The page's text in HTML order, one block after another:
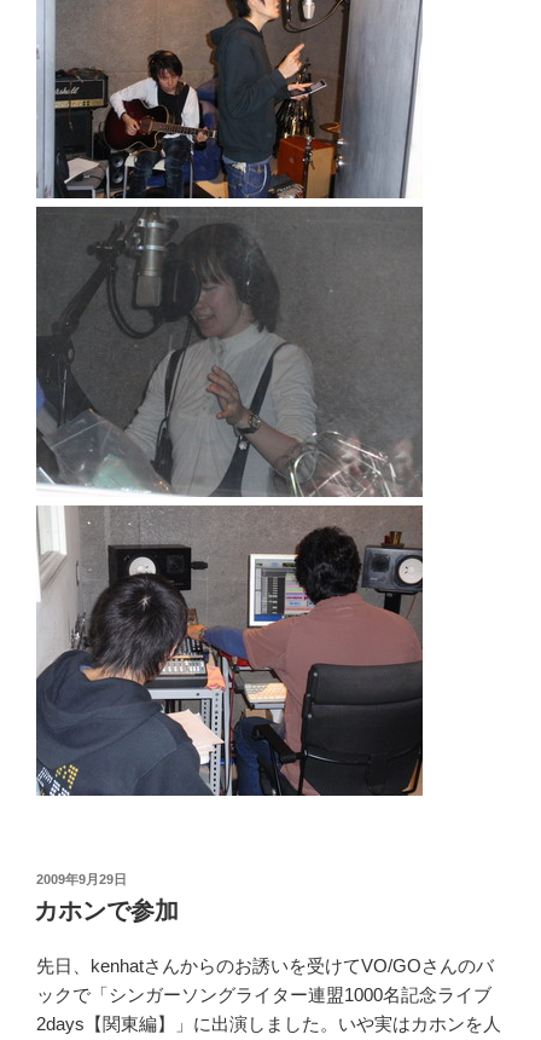
投
稿
日:
2009年9月29日
カホンで参加
先日、kenhatさんからのお誘いを受けてVO/GOさんのバ
ックで「シンガーソングライター連盟1000名記念ライブ
2days【関東編】」に出演しました。いや実はカホンを人